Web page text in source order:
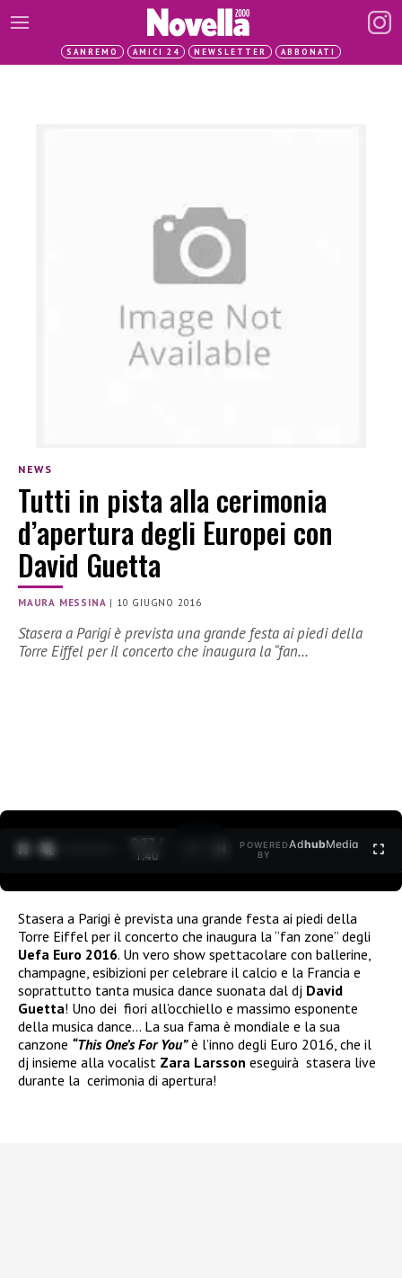
SANREMO AMICI 24 NEWSLETTER ABBONATI
NEWS
Tutti in pista alla cerimonia
d’apertura degli Europei con
David Guetta
MAURA MESSINA | 10 GIUGNO 2016
Stasera a Parigi è prevista una grande festa ai piedi della
Torre Eiffel per il concerto che inaugura la “fan…
0:27 /
1:40
POWERED
BY
AdhubMedia
Stasera a Parigi è prevista una grande festa ai piedi della
Torre Eiffel per il concerto che inaugura la “fan zone” degli
Uefa Euro 2016. Un vero show spettacolare con ballerine,
champagne, esibizioni per celebrare il calcio e la Francia e
soprattutto tanta musica dance suonata dal dj David
Guetta! Uno dei fiori all’occhiello e massimo esponente
della musica dance… La sua fama è mondiale e la sua
canzone “This One’s For You” è l’inno degli Euro 2016, che il
dj insieme alla vocalist Zara Larsson eseguirà stasera live
durante la cerimonia di apertura!